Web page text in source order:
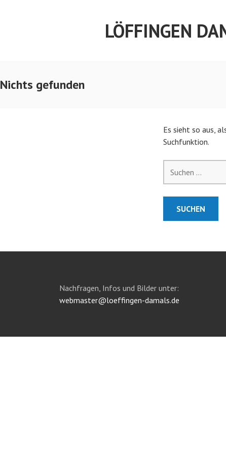
LÖFFINGEN
Nichts gefunden
Es sieht so aus,
Suchfunktion.
nach:
Nachfragen, Infos und Bilder unter:
webmaster@loeffingen-damals.de